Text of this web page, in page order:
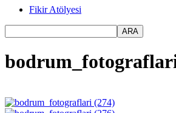
Fikir Atölyesi